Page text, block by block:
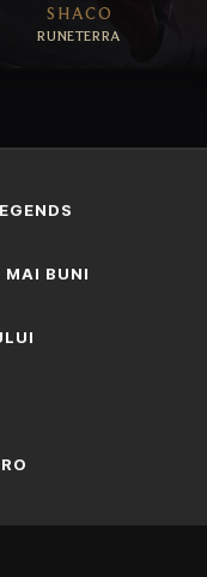
SHACO
RUNETERRA
BUNI